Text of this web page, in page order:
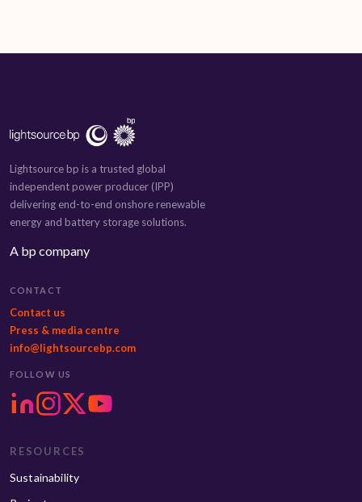
Lightsource bp is a trusted global
independent power producer (IPP)
delivering end-to-end onshore renewable
energy and battery storage solutions.
A bp company
CONTACT
Contact us
Press & media centre
info@lightsourcebp.com
FOLLOW US
RESOURCES
Sustainability